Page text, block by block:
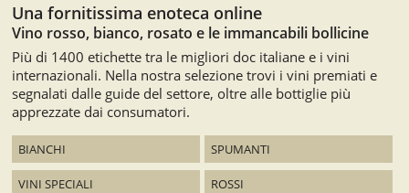
Una fornitissima enoteca online
Vino rosso, bianco, rosato e le immancabili bollicine
Più di 1400 etichette tra le migliori doc italiane e i vini
internazionali. Nella nostra selezione trovi i vini premiati e
segnalati dalle guide del settore, oltre alle bottiglie più
apprezzate dai consumatori.
BIANCHI SPUMANTI
VINI SPECIALI ROSSI